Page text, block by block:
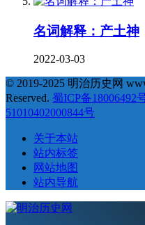
名词解释：产土神
2022-03-03
© 2019-2025 明治历史网
Reserved. 蜀ICP备18006492
51010402000844号
关于本站
站内标签
网站地图
站内导航